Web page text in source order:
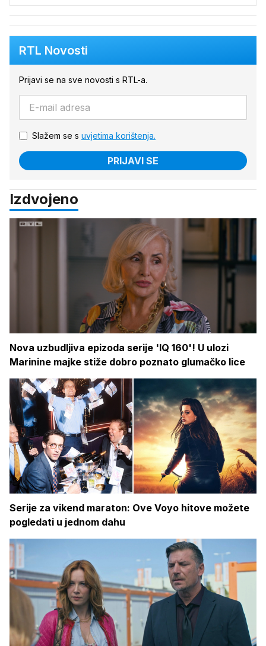
RTL Novosti
Prijavi se na sve novosti s RTL-a.
Slažem se s uvjetima korištenja.
PRIJAVI SE
Izdvojeno
Nova uzbudljiva epizoda serije 'IQ 160'! U ulozi
Marinine majke stiže dobro poznato glumačko lice
Serije za vikend maraton: Ove Voyo hitove možete
pogledati u jednom dahu